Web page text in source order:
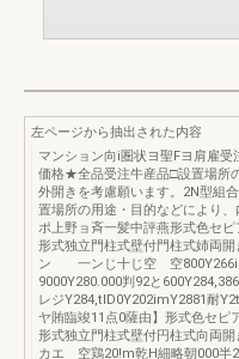
左ページから抽出された内容
マンション向i圏状ヨ聖Fヨ肩雇
価格★全品受注牛産品□設置場所
外開きを考慮願います。2N型組
置場所の用途・目的などにより
ポ上野ョ斉一髪中評燕形式色セ
形式独立門柱式壁付門柱式姉両
ン 一ンじ十じ空 空
9000Y280.000判92と
レジY284,tlD0Y202imY2881耐
ヤ賄臨竣11点0薩由】形式色セピ
形式独立門柱式壁付円柱式向両
カエ 空鶏20!m乾H細略朝000半